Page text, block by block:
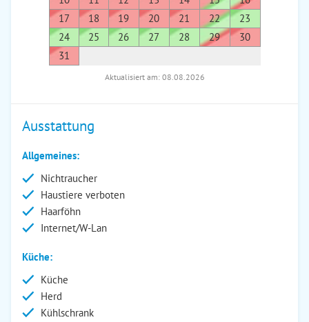
17
18 19 20 21 22
23
24
25 26 27 28 29
30
31
Aktualisiert am: 08.08.2026
Ausstattung
Allgemeines:
Nichtraucher
Haustiere verboten
Haarföhn
Internet/W-Lan
Küche:
Küche
Herd
Kühlschrank